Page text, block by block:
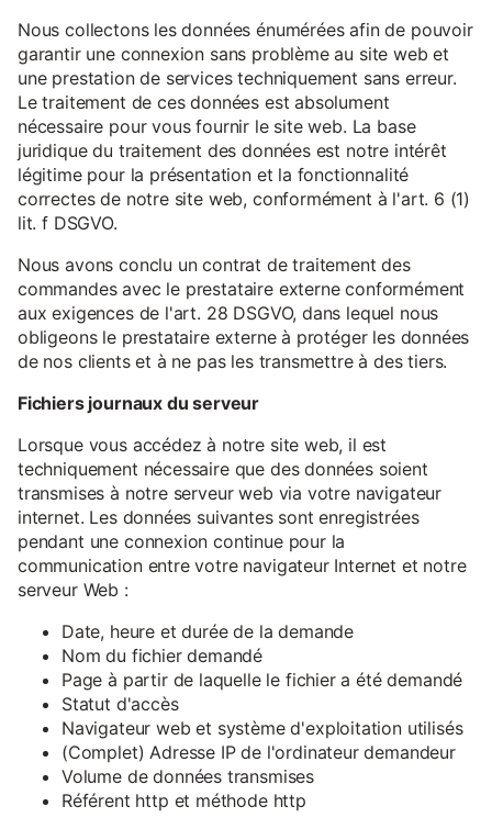
Nous collectons les données énumérées afin de pouvoir
garantir une connexion sans problème au site web et
une prestation de services techniquement sans erreur.
Le traitement de ces données est absolument
nécessaire pour vous fournir le site web. La base
juridique du traitement des données est notre intérêt
légitime pour la présentation et la fonctionnalité
correctes de notre site web, conformément à l'art. 6 (1)
lit. f DSGVO.
Nous avons conclu un contrat de traitement des
commandes avec le prestataire externe conformément
aux exigences de l'art. 28 DSGVO, dans lequel nous
obligeons le prestataire externe à protéger les données
de nos clients et à ne pas les transmettre à des tiers.
Fichiers journaux du serveur
Lorsque vous accédez à notre site web, il est
techniquement nécessaire que des données soient
transmises à notre serveur web via votre navigateur
internet. Les données suivantes sont enregistrées
pendant une connexion continue pour la
communication entre votre navigateur Internet et notre
serveur Web :
Date, heure et durée de la demande
Nom du fichier demandé
Page à partir de laquelle le fichier a été demandé
Statut d'accès
Navigateur web et système d'exploitation utilisés
(Complet) Adresse IP de l'ordinateur demandeur
Volume de données transmises
Référent http et méthode http